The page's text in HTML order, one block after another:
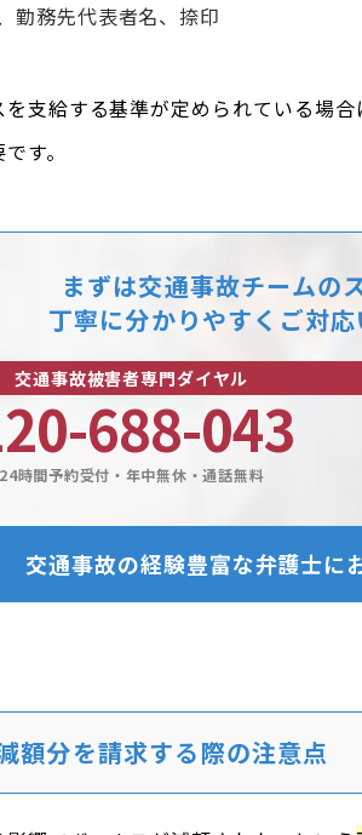
勤務先代表者名、捺印
支給する基準が定められている場
す。
まずは交通事故チームの
丁寧に分かりやすくご対
交通事故被害者専門ダイヤル
688-043
24時間予約受付・年中無休・通話無料
交通事故の経験豊富な弁護士に
額分を請求する際の注意点